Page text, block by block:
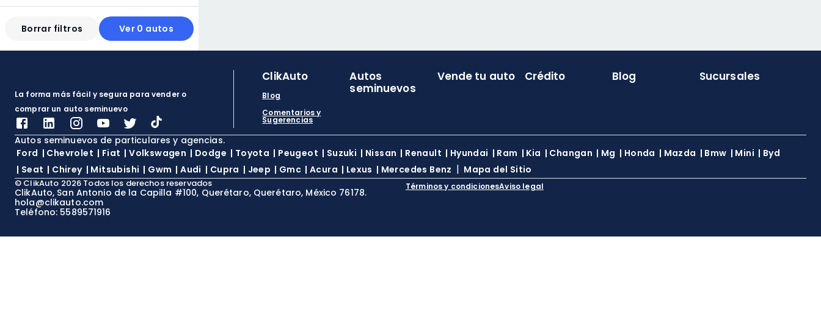
Borrar filtros Ver 0 autos
La forma más fácil y segura para vender o
comprar un auto seminuevo
ClikAuto
Blog
Comentarios y
Sugerencias
Autos
seminuevos
Vende tu auto Crédito Blog Sucursales
Autos seminuevos de particulares y agencias.
Ford | Chevrolet | Fiat |Volkswagen | Dodge | Toyota | Peugeot | Suzuki | Nissan | Renault | Hyundai | Ram | Kia | Changan | Mg | Honda | Mazda | Bmw | Mini | Byd
| Seat | Chirey | Mitsubishi | Gwm |Audi | Cupra | Jeep | Gmc | Acura | Lexus | Mercedes Benz | Mapa del Sitio
© ClikAuto 2026 Todos los derechos reservados
ClikAuto, San Antonio de la Capilla #100, Querétaro, Querétaro, México 76178.
hola@clikauto.com
Teléfono: 5589571916
Términos y condicionesAviso legal